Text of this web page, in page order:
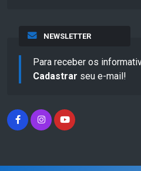
NEWSLETTER
Para receber os
Cadastrar seu e-mail!